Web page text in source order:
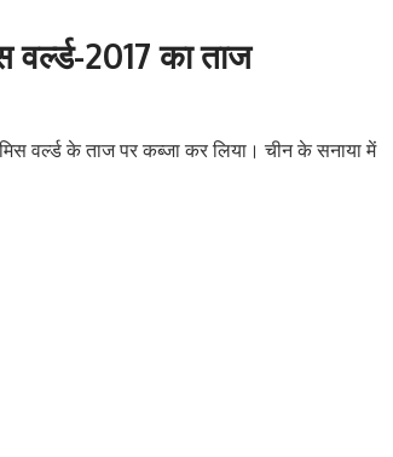
वर्ल्ड-2017 का ताज
वर्ल्ड के ताज पर कब्जा कर लिया। चीन के सनाया में